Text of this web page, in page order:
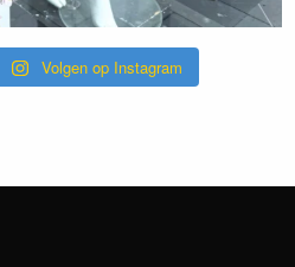
Volgen op Instagram